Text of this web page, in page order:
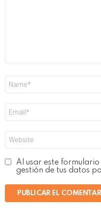
electrónico
*
Al usar este
gestión de tus datos